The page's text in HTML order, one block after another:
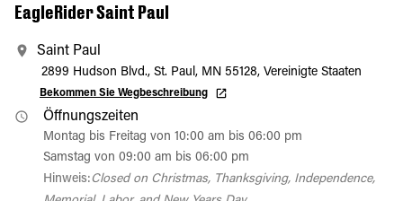
EagleRider Saint Paul
Saint Paul
2899 Hudson Blvd., St. Paul, MN 55128, Vereinigte Staaten
Bekommen Sie Wegbeschreibung
Öffnungszeiten
Montag bis Freitag von 10:00 am bis 06:00 pm
Samstag von 09:00 am bis 06:00 pm
Hinweis:Closed on Christmas, Thanksgiving, Independence,